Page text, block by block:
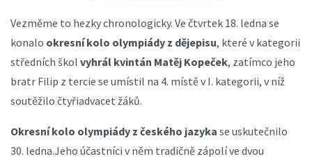
Vezměme to hezky chronologicky. Ve čtvrtek 18. ledna se
konalo okresní kolo olympiády z dějepisu, které v kategorii
středních škol vyhrál kvintán Matěj Kopeček, zatímco jeho
bratr Filip z tercie se umístil na 4. místě v I. kategorii, v níž
soutěžilo čtyřiadvacet žáků.
Okresní kolo olympiády z českého jazyka se uskutečnilo
30. ledna.Jeho účastníci v něm tradičně zápolí ve dvou